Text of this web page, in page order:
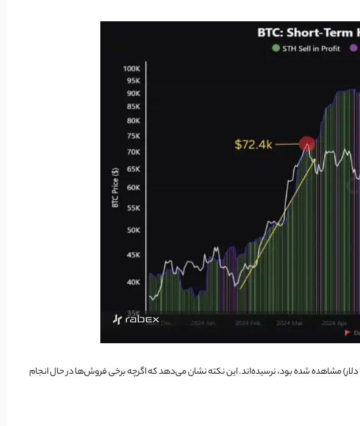
نمودار دیگری (تصویر بالا) نشان می‌دهد که دارندگان کوتاه‌مدت هنوز به سطح فروش سنگین که در اوج قبلی بیت‌کوین (۷۲,۴۰۰ دلار) مشاهده شده بود، نرسیده‌اند. این نکته نشان می‌دهد که اگرچه برخی فروش‌ها در حال انجام